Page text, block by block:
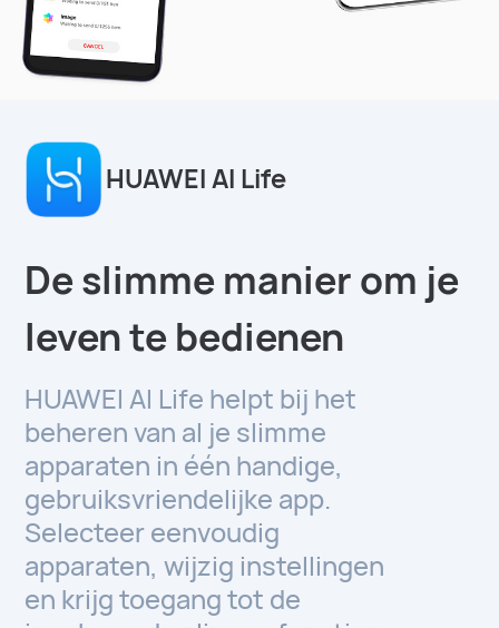
HUAWEI AI Life
De slimme manier om je
leven te bedienen
HUAWEI AI Life helpt bij het
beheren van al je slimme
apparaten in één handige,
gebruiksvriendelijke app.
Selecteer eenvoudig
apparaten, wijzig instellingen
en krijg toegang tot de